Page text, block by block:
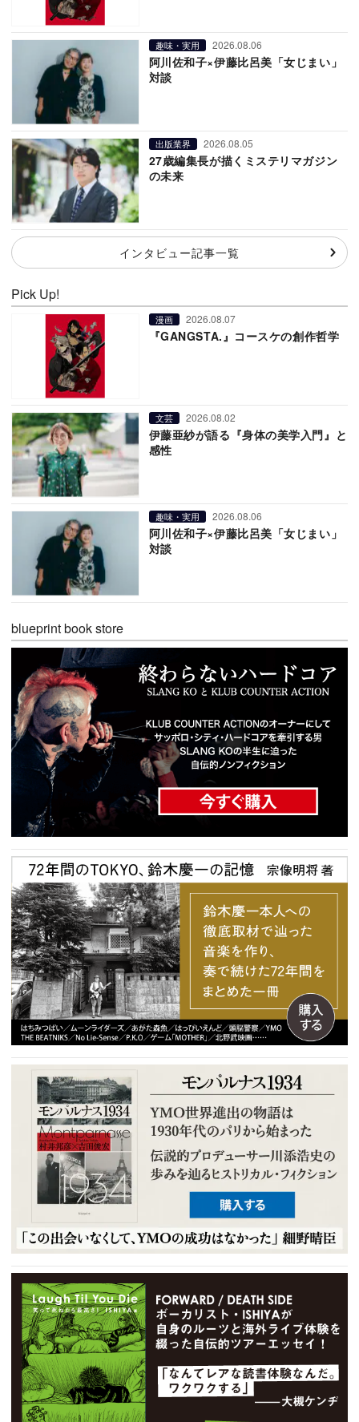
趣味・実用 2026.08.06
阿川佐和子×伊藤比呂美「女じまい」
対談
出版業界 2026.08.05
27歳編集長が描くミステリマガジン
の未来
インタビュー記事一覧
Pick Up!
漫画 2026.08.07
『GANGSTA.』コースケの創作哲学
文芸 2026.08.02
伊藤亜紗が語る『身体の美学入門』と
感性
趣味・実用 2026.08.06
阿川佐和子×伊藤比呂美「女じまい」
対談
blueprint book store